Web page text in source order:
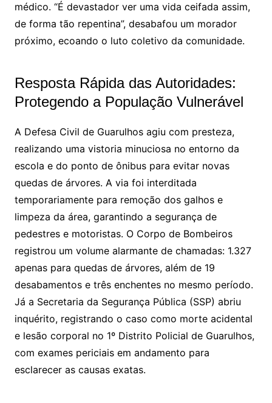
médico. “É devastador ver uma vida ceifada assim,
de forma tão repentina”, desabafou um morador
próximo, ecoando o luto coletivo da comunidade.
Resposta Rápida das Autoridades:
Protegendo a População Vulnerável
A Defesa Civil de Guarulhos agiu com presteza,
realizando uma vistoria minuciosa no entorno da
escola e do ponto de ônibus para evitar novas
quedas de árvores. A via foi interditada
temporariamente para remoção dos galhos e
limpeza da área, garantindo a segurança de
pedestres e motoristas. O Corpo de Bombeiros
registrou um volume alarmante de chamadas: 1.327
apenas para quedas de árvores, além de 19
desabamentos e três enchentes no mesmo período.
Já a Secretaria da Segurança Pública (SSP) abriu
inquérito, registrando o caso como morte acidental
e lesão corporal no 1º Distrito Policial de Guarulhos,
com exames periciais em andamento para
esclarecer as causas exatas.